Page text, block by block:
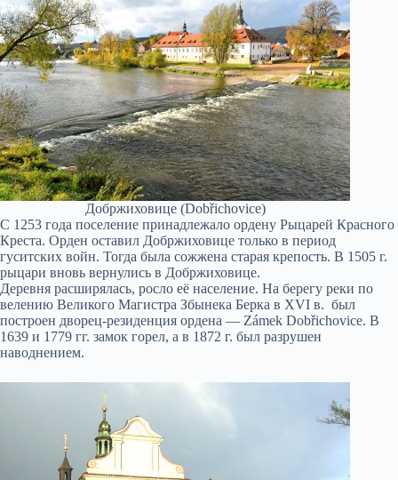
Добржиховице (Dobřichovice)
С 1253 года поселение принадлежало ордену Рыцарей Красного
Креста. Орден оставил Добржиховице только в период
гуситских войн. Тогда была сожжена старая крепость. В 1505 г.
рыцари вновь вернулись в Добржиховице.
Деревня расширялась, росло её население. На берегу реки по
велению Великого Магистра Збынека Берка в XVI в. был
построен дворец-резиденция ордена — Zámek Dobřichovice. В
1639 и 1779 гг. замок горел, а в 1872 г. был разрушен
наводнением.